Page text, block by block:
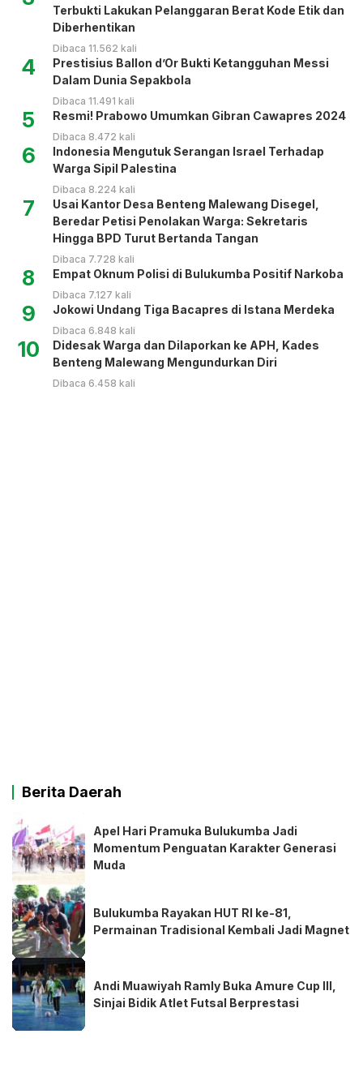
Terbukti Lakukan Pelanggaran Berat Kode Etik dan
Diberhentikan
Dibaca 11.562 kali
4
Prestisius Ballon d’Or Bukti Ketangguhan Messi
Dalam Dunia Sepakbola
Dibaca 11.491 kali
5 Resmi! Prabowo Umumkan Gibran Cawapres 2024
Dibaca 8.472 kali
6
Indonesia Mengutuk Serangan Israel Terhadap
Warga Sipil Palestina
Dibaca 8.224 kali
7
Usai Kantor Desa Benteng Malewang Disegel,
Beredar Petisi Penolakan Warga: Sekretaris
Hingga BPD Turut Bertanda Tangan
Dibaca 7.728 kali
8 Empat Oknum Polisi di Bulukumba Positif Narkoba
Dibaca 7.127 kali
9 Jokowi Undang Tiga Bacapres di Istana Merdeka
Dibaca 6.848 kali
10
Didesak Warga dan Dilaporkan ke APH, Kades
Benteng Malewang Mengundurkan Diri
Dibaca 6.458 kali
Berita Daerah
Apel Hari Pramuka Bulukumba Jadi
Momentum Penguatan Karakter Generasi
Muda
Bulukumba Rayakan HUT RI ke-81,
Permainan Tradisional Kembali Jadi Magnet
Andi Muawiyah Ramly Buka Amure Cup III,
Sinjai Bidik Atlet Futsal Berprestasi